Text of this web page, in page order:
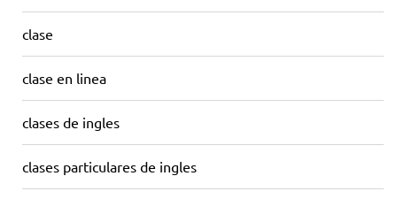
clase
clase en linea
clases de ingles
clases particulares de ingles